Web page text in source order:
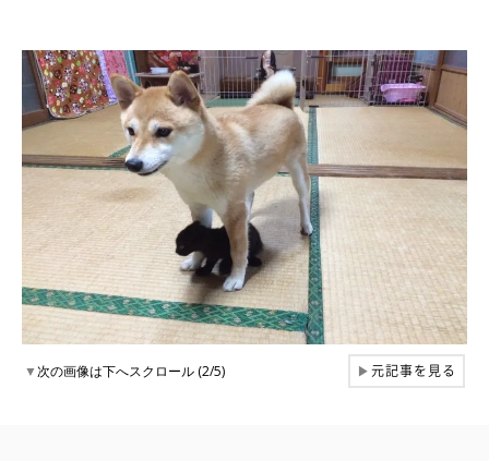
▼次の画像は下へスクロール (2/5) ▶元記事を見る